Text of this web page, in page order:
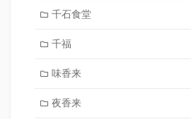
千石食堂
千福
味香来
夜香来